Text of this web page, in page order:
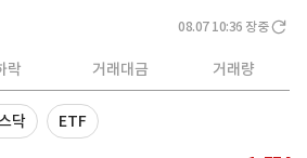
08.07 10:36 장중
락 거래대금 거래량
닥 ETF